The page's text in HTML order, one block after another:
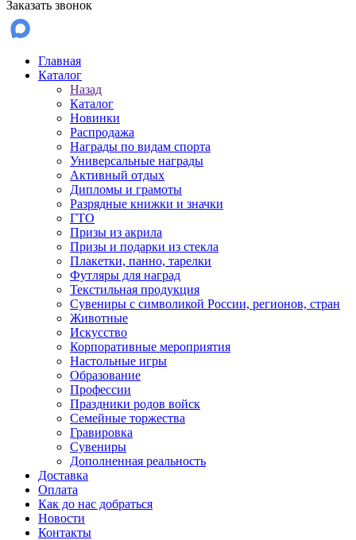
Заказать звонок
Главная
Каталог
Назад
Каталог
Новинки
Распродажа
Награды по видам спорта
Универсальные награды
Активный отдых
Дипломы и грамоты
Разрядные книжки и значки
ГТО
Призы из акрила
Призы и подарки из стекла
Плакетки, панно, тарелки
Футляры для наград
Текстильная продукция
Сувениры с символикой России, регионов, стран
Животные
Искусство
Корпоративные мероприятия
Настольные игры
Образование
Профессии
Праздники родов войск
Семейные торжества
Гравировка
Сувениры
Дополненная реальность
Доставка
Оплата
Как до нас добраться
Новости
Контакты